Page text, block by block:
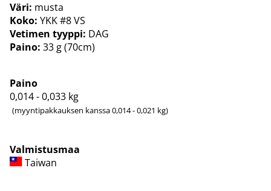
Väri: musta
Koko: YKK #8 VS
Vetimen tyyppi: DAG
Paino: 33 g (70cm)
Paino
0,014 - 0,033 kg
(myyntipakkauksen kanssa 0,014 - 0,021 kg)
Valmistusmaa
Taiwan